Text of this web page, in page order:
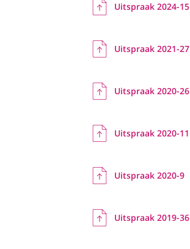
Uitspraak 2024-15
Uitspraak 2021-27
Uitspraak 2020-26
Uitspraak 2020-11
Uitspraak 2020-9
Uitspraak 2019-36